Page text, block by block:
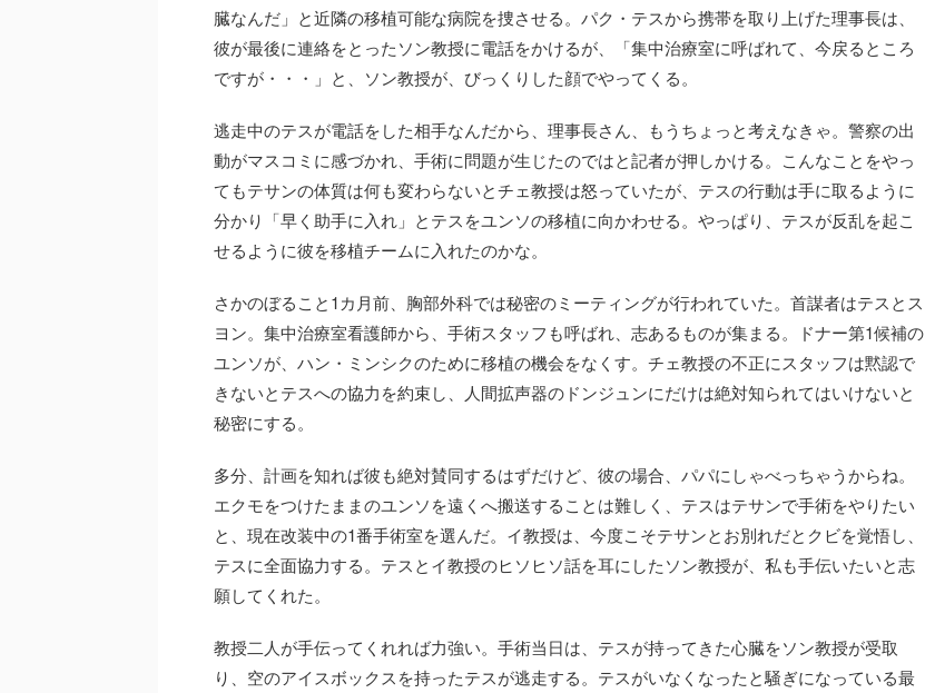
臓なんだ」と近隣の移植可能な病院を捜させる。パク・テスから携帯を取り上げた理事長は、
彼が最後に連絡をとったソン教授に電話をかけるが、「集中治療室に呼ばれて、今戻るところ
ですが・・・」と、ソン教授が、びっくりした顔でやってくる。
逃走中のテスが電話をした相手なんだから、理事長さん、もうちょっと考えなきゃ。警察の出
動がマスコミに感づかれ、手術に問題が生じたのではと記者が押しかける。こんなことをやっ
てもテサンの体質は何も変わらないとチェ教授は怒っていたが、テスの行動は手に取るように
分かり「早く助手に入れ」とテスをユンソの移植に向かわせる。やっぱり、テスが反乱を起こ
せるように彼を移植チームに入れたのかな。
さかのぼること1カ月前、胸部外科では秘密のミーティングが行われていた。首謀者はテスとス
ヨン。集中治療室看護師から、手術スタッフも呼ばれ、志あるものが集まる。ドナー第1候補の
ユンソが、ハン・ミンシクのために移植の機会をなくす。チェ教授の不正にスタッフは黙認で
きないとテスへの協力を約束し、人間拡声器のドンジュンにだけは絶対知られてはいけないと
秘密にする。
多分、計画を知れば彼も絶対賛同するはずだけど、彼の場合、パパにしゃべっちゃうからね。
エクモをつけたままのユンソを遠くへ搬送することは難しく、テスはテサンで手術をやりたい
と、現在改装中の1番手術室を選んだ。イ教授は、今度こそテサンとお別れだとクビを覚悟し、
テスに全面協力する。テスとイ教授のヒソヒソ話を耳にしたソン教授が、私も手伝いたいと志
願してくれた。
教授二人が手伝ってくれれば力強い。手術当日は、テスが持ってきた心臓をソン教授が受取
り、空のアイスボックスを持ったテスが逃走する。テスがいなくなったと騒ぎになっている最